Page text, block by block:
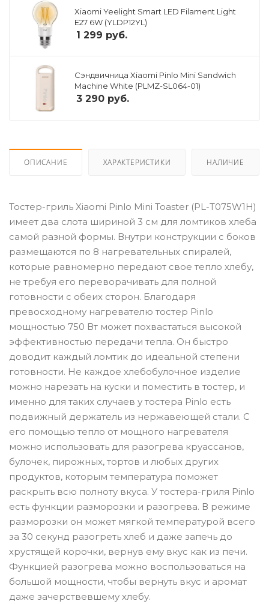
Xiaomi Yeelight Smart LED Filament Light
E27 6W (YLDP12YL)
1 299 руб.
Сэндвичница Xiaomi Pinlo Mini Sandwich
Machine White (PLMZ-SL064-01)
3 290 руб.
ОПИСАНИЕ ХАРАКТЕРИСТИКИ НАЛИЧИЕ
Тостер-гриль Xiaomi Pinlo Mini Toaster (PL-T075W1H)
имеет два слота шириной 3 см для ломтиков хлеба
самой разной формы. Внутри конструкции с боков
размещаются по 8 нагревательных спиралей,
которые равномерно передают свое тепло хлебу,
не требуя его переворачивать для полной
готовности с обеих сторон. Благодаря
превосходному нагревателю тостер Pinlo
мощностью 750 Вт может похвастаться высокой
эффективностью передачи тепла. Он быстро
доводит каждый ломтик до идеальной степени
готовности. Не каждое хлебобулочное изделие
можно нарезать на куски и поместить в тостер, и
именно для таких случаев у тостера Pinlo есть
подвижный держатель из нержавеющей стали. С
его помощью тепло от мощного нагревателя
можно использовать для разогрева круассанов,
булочек, пирожных, тортов и любых других
продуктов, которым температура поможет
раскрыть всю полноту вкуса. У тостера-гриля Pinlo
есть функции разморозки и разогрева. В режиме
разморозки он может мягкой температурой всего
за 30 секунд разогреть хлеб и даже запечь до
хрустящей корочки, вернув ему вкус как из печи.
Функцией разогрева можно воспользоваться на
большой мощности, чтобы вернуть вкус и аромат
даже зачерствевшему хлебу.